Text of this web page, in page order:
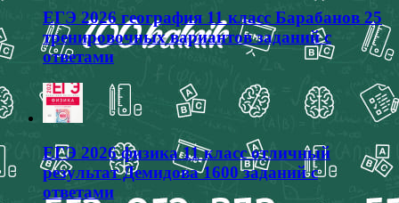
ЕГЭ 2026 география 11 класс Барабанов 25
тренировочных вариантов заданий с
ответами
ЕГЭ 2026 физика 11 класс отличный
результат Демидова 1600 заданий с
ответами